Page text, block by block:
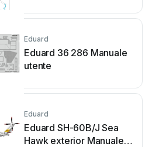
Eduard
Eduard 36 286 Manuale
utente
Eduard
Eduard SH-60B/J Sea
Hawk exterior Manuale